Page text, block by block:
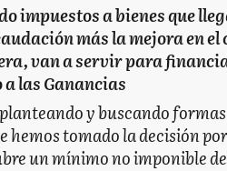
impuestos a bienes que
más la mejora en el
van a servir para
las Ganancias
y buscando
hemos tomado la decisión
un mínimo no imponible